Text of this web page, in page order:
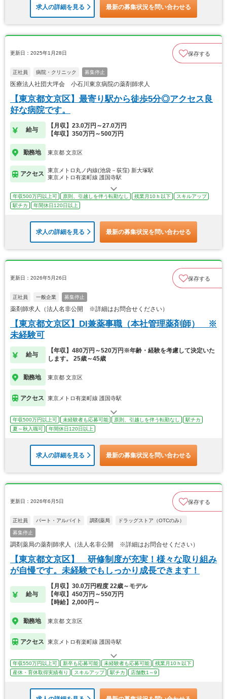
求人の詳細を見る 最新の募集状況を問い合わせる
更新日：2025年1月28日 保存する
正社員 病院・クリニック 募集停止
医療法人社団大坪会 小石川東京病院の薬剤師求人
【東京都文京区】最寄り駅から徒歩5分◎アクセス良
好な病院です。
給与
【月収】23.0万円～27.0万円
【年収】350万円～500万円
勤務地 東京都 文京区
アクセス
東京メトロ丸ノ内線(池袋－荻窪) 新大塚駅
東京メトロ有楽町線 護国寺駅
年収500万円以上可 原則、引越しを伴う転勤なし 残業月10ｈ以下
スキルアップ
駅チカ
年間休日120日以上
求人の詳細を見る 最新の募集状況を問い合わせる
更新日：2026年5月26日 保存する
正社員 一般企業 募集停止
薬剤師求人（法人名非公開 ※詳細はお問合せください）
【東京都文京区】DI兼薬事職（本社管理薬剤師） ※
未経験可
給与
【年収】480万円～520万円※年齢・経験を考慮して決定いた
します。 25歳～45歳
勤務地 東京都 文京区
アクセス 東京メトロ有楽町線 護国寺駅
年収500万円以上可 未経験者も応募可能 原則、引越しを伴う転勤なし
駅チカ
夏～秋入職可
年間休日120日以上
求人の詳細を見る 最新の募集状況を問い合わせる
更新日：2026年6月5日 保存する
正社員 パート・アルバイト 調剤薬局 ドラッグストア（OTCのみ）
募集停止
調剤薬局の薬剤師求人（法人名非公開 ※詳細はお問合せください）
【東京都文京区】 研修制度が充実！様々な取り組み
が自慢です。未経験でもしっかり成長できます！
給与
【月収】30.0万円程度 22歳～モデル
【年収】450万円～550万円
【時給】2,000円～
勤務地 東京都 文京区
アクセス 東京メトロ有楽町線 護国寺駅
年収550万円以上可 新卒も応募可能 未経験者も応募可能
残業月10ｈ以下
産休・育休取得実績有り
スキルアップ 駅チカ 店舗数1～9